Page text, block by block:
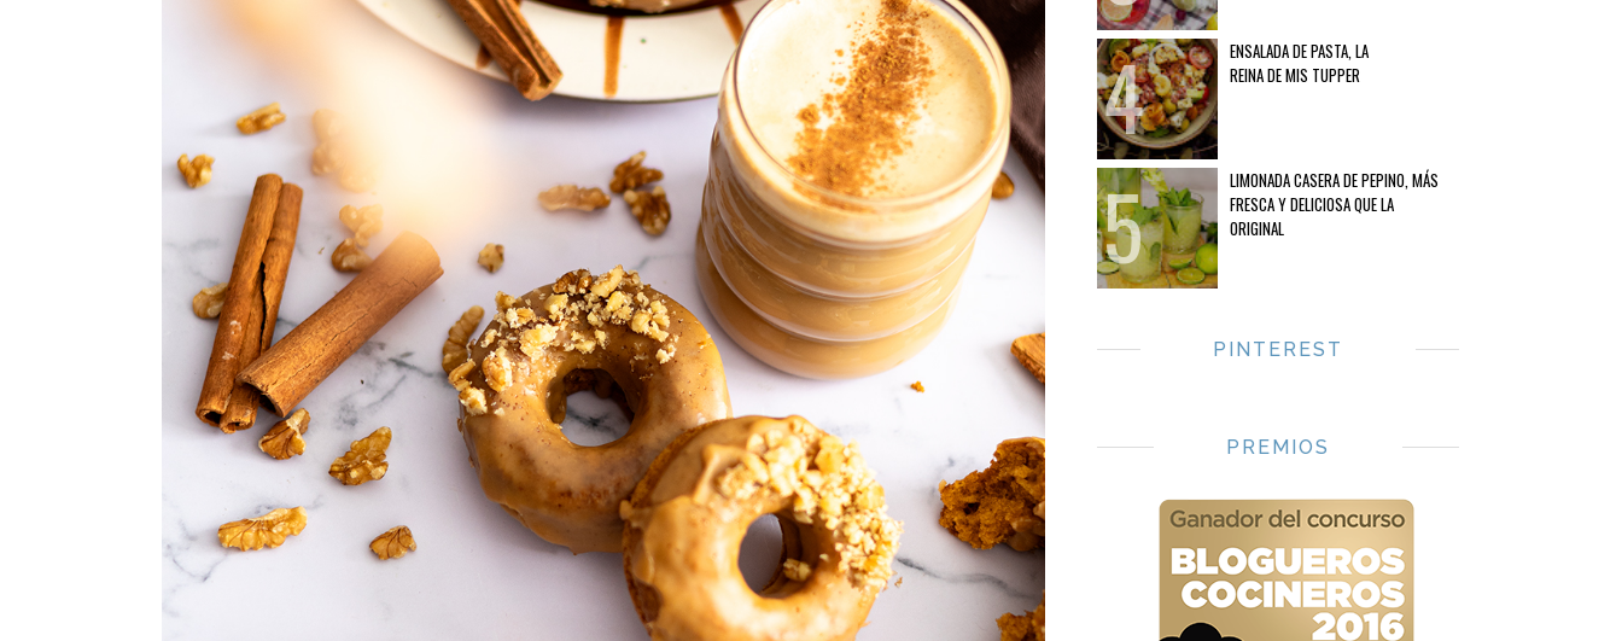
ENSALADA DE PASTA, LA
REINA DE MIS TUPPER
LIMONADA CASERA DE PEPINO, MÁS
FRESCA Y DELICIOSA QUE LA
ORIGINAL
PINTEREST
PREMIOS